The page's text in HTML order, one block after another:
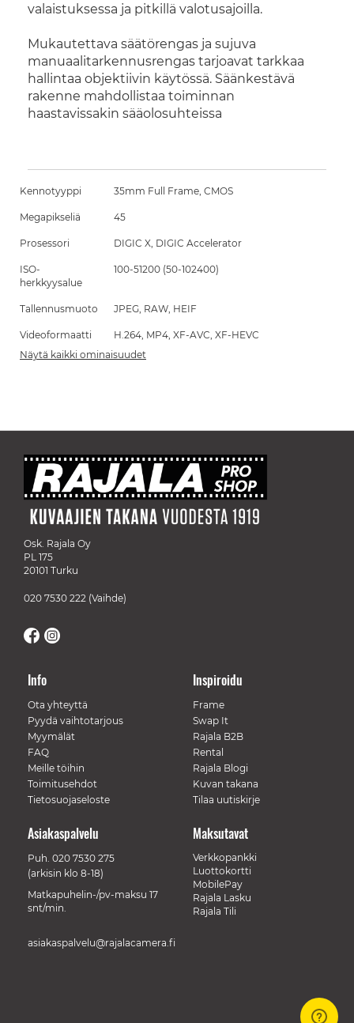
valaistuksessa ja pitkillä valotusajoilla.
Mukautettava säätörengas ja sujuva
manuaalitarkennusrengas tarjoavat tarkkaa
hallintaa objektiivin käytössä. Säänkestävä
rakenne mahdollistaa toiminnan
haastavissakin sääolosuhteissa
Kennotyyppi 35mm Full Frame, CMOS
Megapikseliä 45
Prosessori DIGIC X, DIGIC Accelerator
ISO-
herkkyysalue
100-51200 (50-102400)
Tallennusmuoto JPEG, RAW, HEIF
Videoformaatti
H.264, MP4, XF-AVC, XF-HEVC
Näytä kaikki ominaisuudet
Osk. Rajala Oy
PL 175
20101 Turku
020 7530 222 (Vaihde)
Info
Ota yhteyttä
Pyydä vaihtotarjous
Myymälät
FAQ
Meille töihin
Toimitusehdot
Tietosuojaseloste
Inspiroidu
Frame
Swap It
Rajala B2B
Rental
Rajala Blogi
Kuvan takana
Tilaa uutiskirje
Maksutavat
Verkkopankki
Luottokortti
MobilePay
Rajala Lasku
Rajala Tili
Asiakaspalvelu
Puh. 020 7530 275
(arkisin klo 8-18)
Matkapuhelin-/pv-maksu 17
snt/min.
asiakaspalvelu@rajalacamera.fi